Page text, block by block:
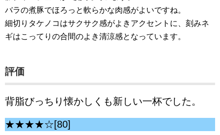
バラの煮豚でほろっと軟らかな肉感がよいですね。
細切りタケノコはサクサク感がよきアクセントに、刻みネ
ギはこってりの合間のよき清涼感となっています。
評価
背脂びっちり懐かしくも新しい一杯でした。
★★★★☆[80]